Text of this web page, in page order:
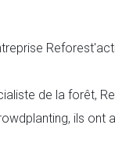
de la forêt,
ils ont